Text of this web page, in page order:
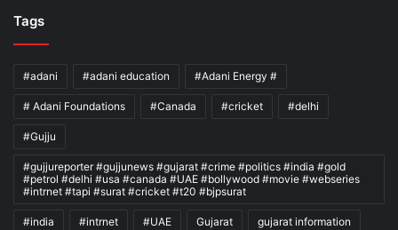
Tags
#adani #adani education #Adani Energy #
# Adani Foundations #Canada #cricket #delhi
#Gujju
#gujjureporter #gujjunews #gujarat #crime #politics #india #gold
#petrol #delhi #usa #canada #UAE #bollywood #movie #webseries
#intrnet #tapi #surat #cricket #t20 #bjpsurat
#india #intrnet #UAE Gujarat gujarat information